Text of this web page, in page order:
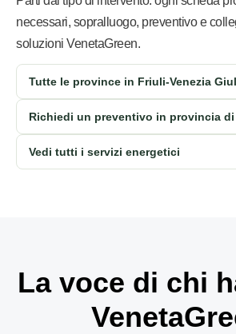
necessari, sopralluogo, preventivo e
soluzioni VenetaGreen.
Tutte le province in Friuli-Venezia
Richiedi un preventivo in provincia
Vedi tutti i servizi energetici
La voce di chi